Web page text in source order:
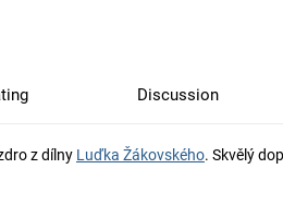
Discussion
z dílny Luďka Žákovského. Skvělý